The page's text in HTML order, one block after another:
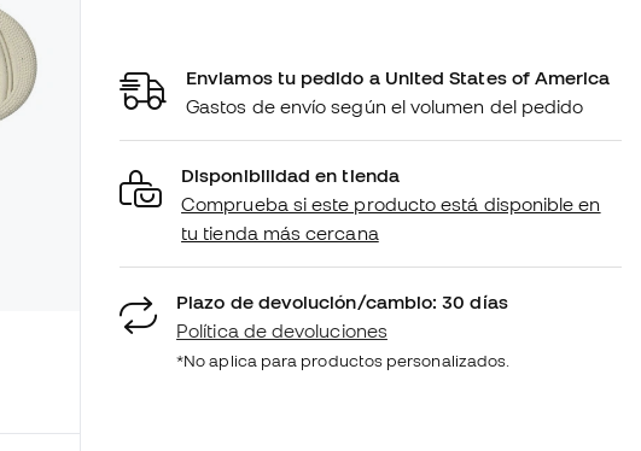
Enviamos tu pedido a United States of America
Gastos de envío según el volumen del pedido
Disponibilidad en tienda
Comprueba si este producto está disponible en
tu tienda más cercana
Plazo de devolución/cambio: 30 días
Política de devoluciones
*No aplica para productos personalizados.